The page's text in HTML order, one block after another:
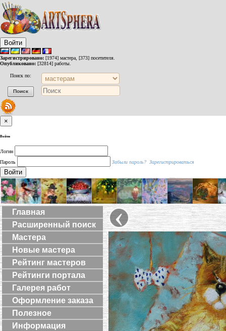
Войти
Зарегистрировано: [1974] мастера, [373] посетителя.
Опубликовано: [32814] работы.
Поиск по:
×
Войти
Логин
Пароль
Забыли пароль? Зарегистрироваться
Войти
Главная
Расширенный поиск
Мастера
Новые мастера
Рейтинг мастеров
Рейтинги портала
Галерея работ
Оформление заказа
Полезное
Информация
‹